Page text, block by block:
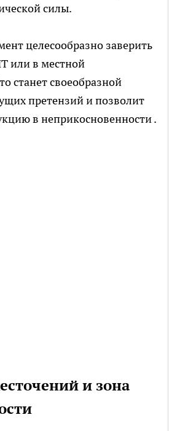
силы.
целесообразно заверить
или в местной
станет своеобразной
претензий и позволит
в неприкосновенности .
и зона